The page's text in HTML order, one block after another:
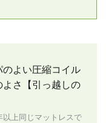
よい圧縮コイル
さ【引っ越しの
以上同じマットレスで